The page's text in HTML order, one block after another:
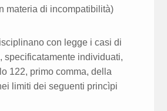
materia di incompatibilità)
con legge i casi di
specificatamente individuati,
122, primo comma, della
limiti dei seguenti princìpi